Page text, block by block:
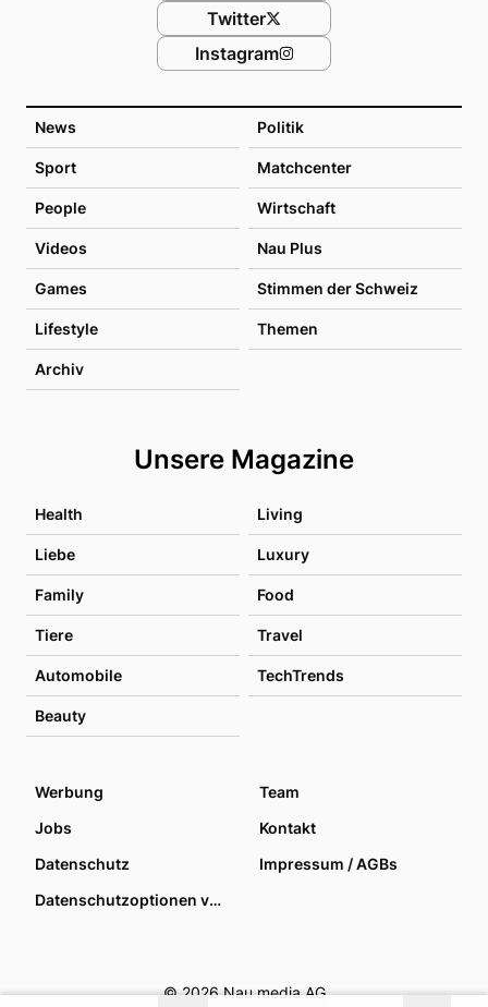
News Politik
Sport Matchcenter
People Wirtschaft
Videos Nau Plus
Games Stimmen der Schweiz
Lifestyle Themen
Archiv
Unsere Magazine
Health Living
Liebe Luxury
Family Food
Tiere Travel
Automobile TechTrends
Beauty
Twitter
Instagram
Werbung
Team
Jobs
Kontakt
Datenschutz
Impressum / AGBs
Datenschutzoptionen verwalten
© 2026 Nau media AG